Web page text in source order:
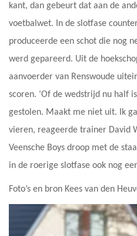
kant, dan gebeurt dat aan de
voetbalwet. In de slotfase
produceerde een schot die nog
werd gepareerd. Uit de
aanvoerder van Renswoude
scoren. ‘Of de wedstrijd nu half
gestolen. Maakt me niet uit. Ik
vieren, reageerde trainer David
Veensche Boys droop met de
in de roerige slotfase ook nog
Foto’s en bron Kees van den